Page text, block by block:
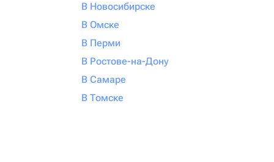
В Новосибирске
В Омске
В Перми
В Ростове-на-Дону
В Самаре
В Томске